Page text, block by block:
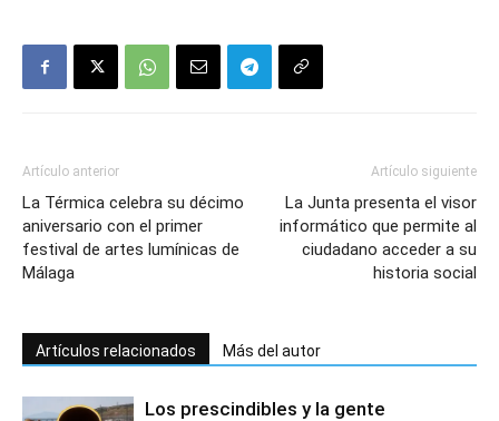
Artículo anterior
La Térmica celebra su décimo
aniversario con el primer
festival de artes lumínicas de
Málaga
Artículo siguiente
La Junta presenta el visor
informático que permite al
ciudadano acceder a su
historia social
Artículos relacionados Más del autor
Los prescindibles y la gente